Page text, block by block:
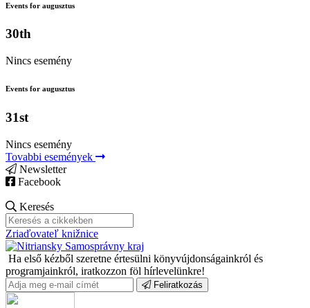
Events for augusztus
30th
Nincs esemény
Events for augusztus
31st
Nincs esemény
Tovabbi események
Newsletter
Facebook
Keresés
Zriaďovateľ knižnice
Ha első kézből szeretne értesülni könyvújdonságainkról és
programjainkról, iratkozzon föl hírlevelünkre!
Feliratkozás